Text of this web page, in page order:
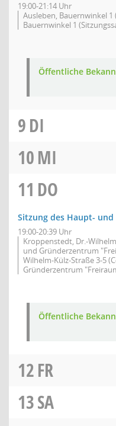
19:00-21:14 Uhr
Ausleben, Bauernwinkel 1
Bauernwinkel 1
Öffentliche
9DI
10MI
11 DO
Sitzung des Haupt- und
19:00-20:39 Uhr
Kroppenstedt, Dr.-
und Gründerzentrum
Wilhelm-Külz-Straße 3-5
Gründerzentrum
Öffentliche
12FR
13SA